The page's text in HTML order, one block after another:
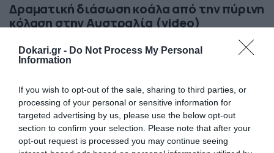
Dokari.gr - Do Not Process My Personal
Information
If you wish to opt-out of the sale, sharing to third parties, or
processing of your personal or sensitive information for
targeted advertising by us, please use the below opt-out
section to confirm your selection. Please note that after your
opt-out request is processed you may continue seeing
Δραματική διάσωση κοάλα από την πύρινη
κόλαση στην Αυστραλία (video)
Συγκλονιστικό βίντεο Συγκλονιστικό βίντεο που δείχνει
μια γυναίκα να διασώζει ένα κοάλα που παγιδεύτηκε και
καίγεται στην πυρκαγιά στην Αυστραλία. Το μικρό ζώο,
απομακρυνθεί, ενώ τα πόδια του έχουν υποστεί σοβαρά
εγκαύματα. Η Τόνι Ντόχερτι κατάφερε να το σώσει και
μεταφέρθηκε αμέσως στο πλησιέστερο νοσοκομείο. Τα
νέα βέβαια […]